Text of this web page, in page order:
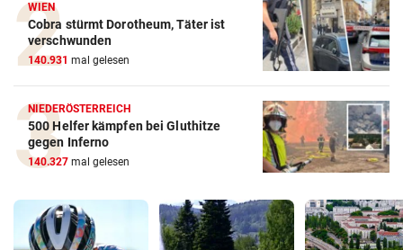
WIEN
Cobra stürmt Dorotheum, Täter ist
verschwunden
140.931 mal gelesen
NIEDERÖSTERREICH
500 Helfer kämpfen bei Gluthitze
gegen Inferno
140.327 mal gelesen